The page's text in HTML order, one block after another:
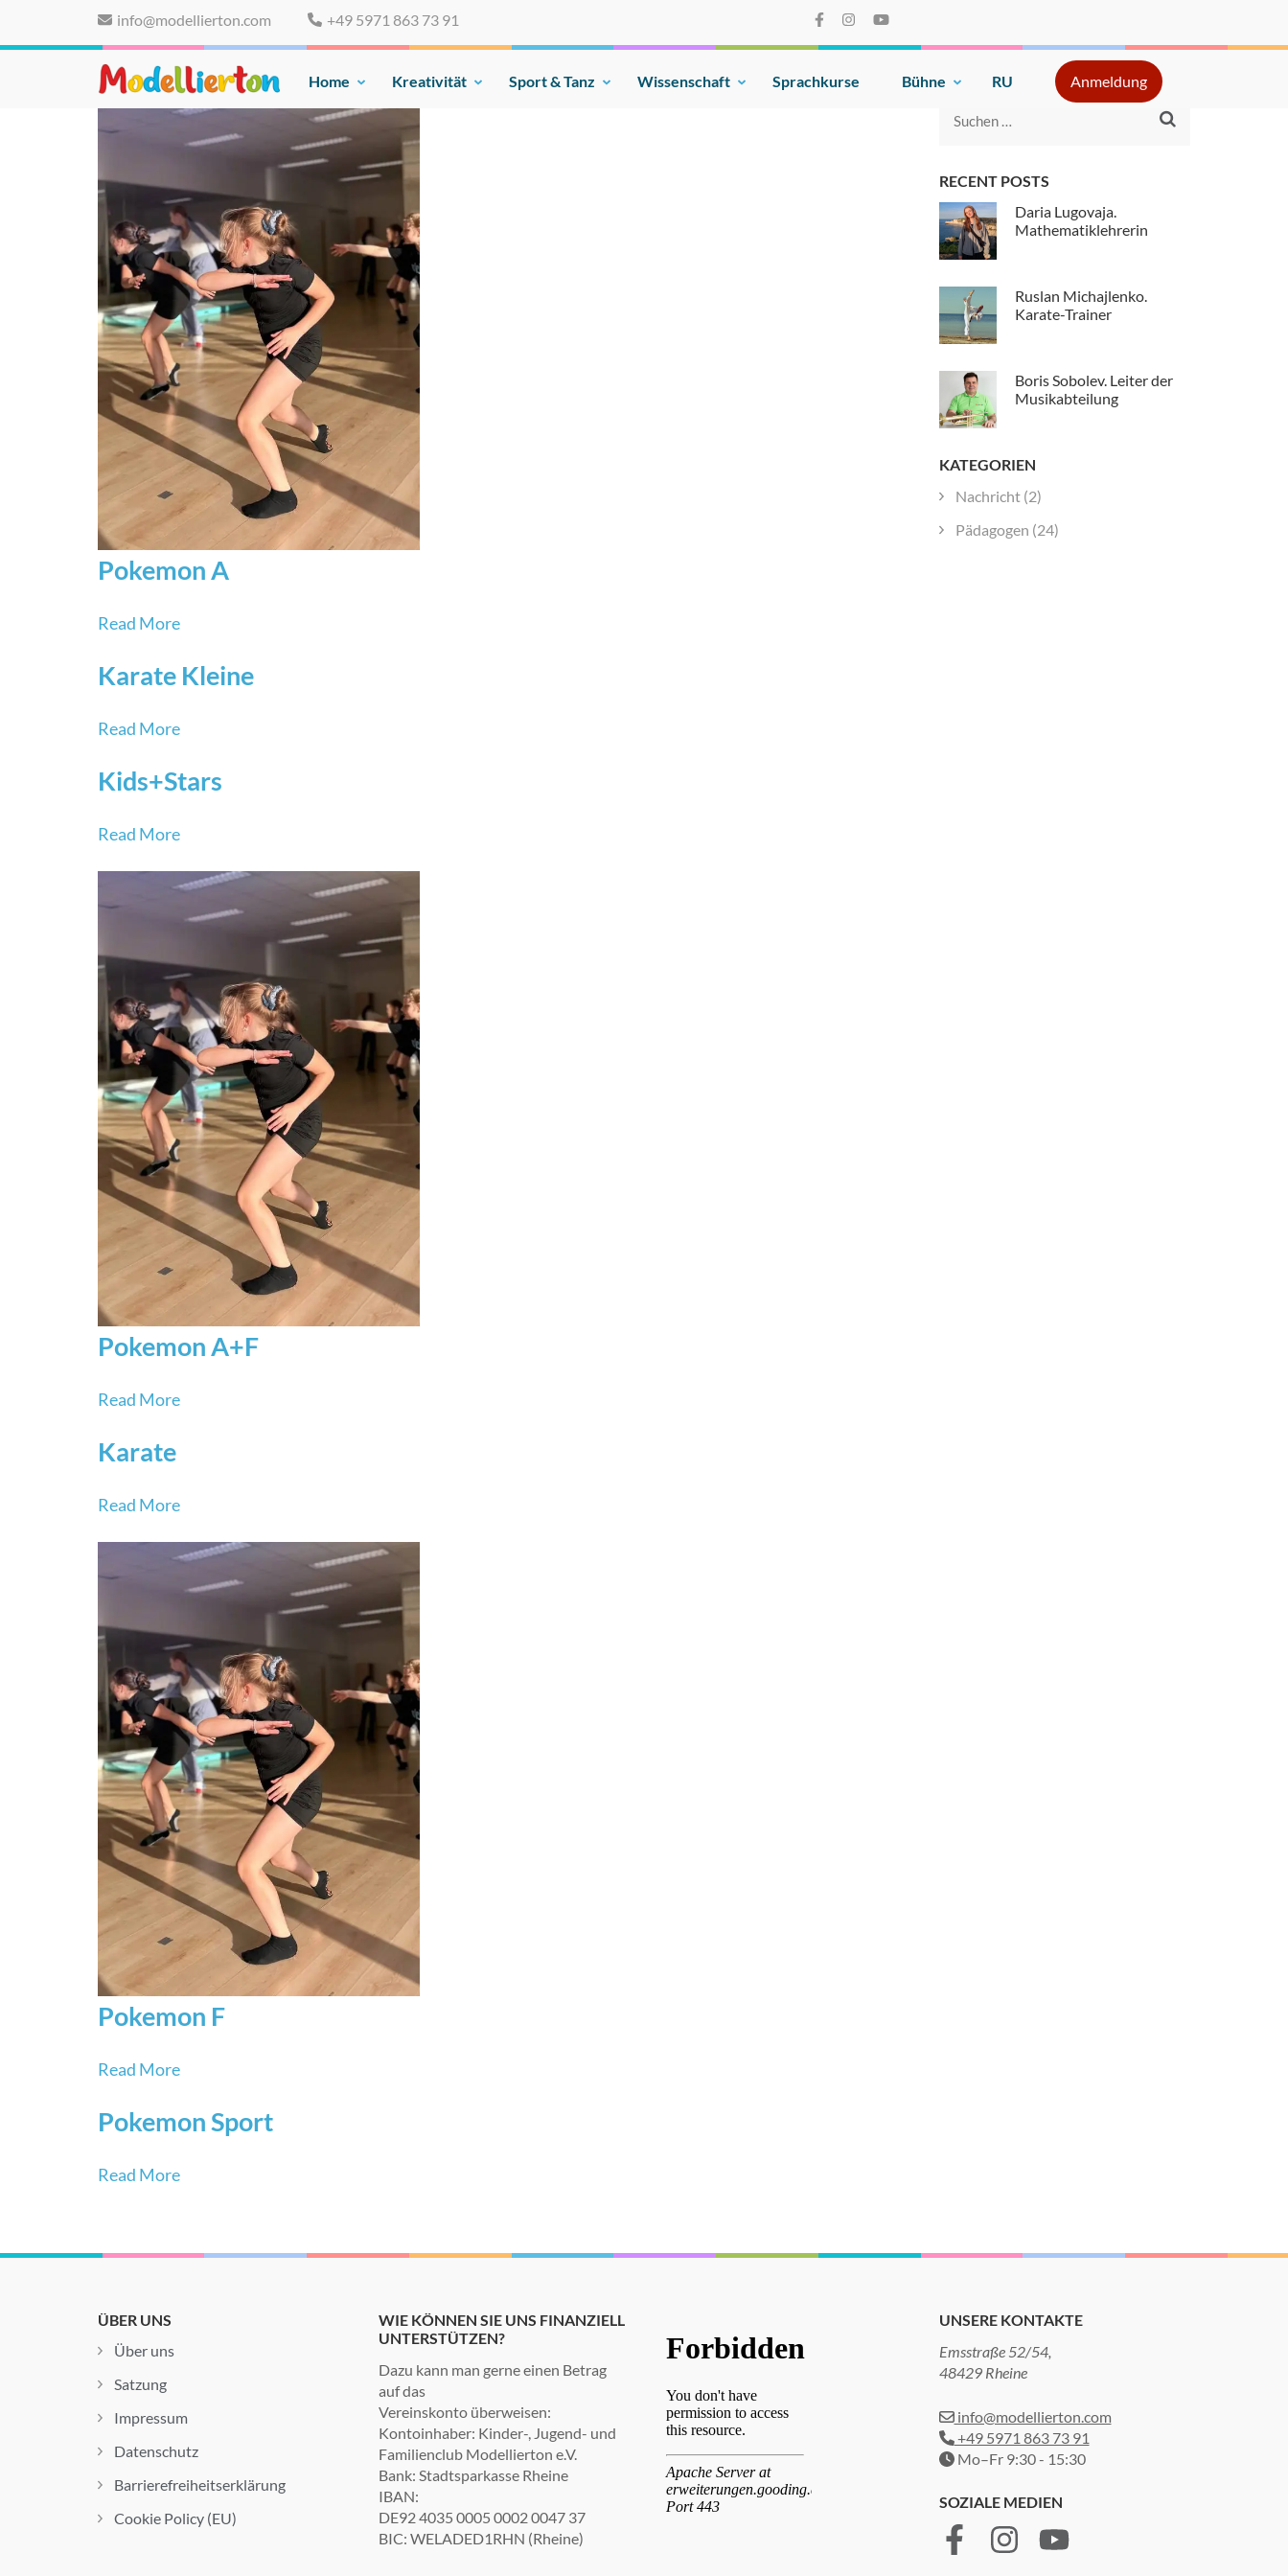
content
info@modellierton.com +49 5971 863 73 91
Familienclub Modellierton e.V.
Home Kreativität Sport & Tanz Wissenschaft Sprachkurse Bühne RU Anmeldung
Pokemon A
Read More
Karate Kleine
Read More
Kids+Stars
Read More
Pokemon A+F
Read More
Karate
Read More
Pokemon F
Read More
Pokemon Sport
Read More
Suche
RECENT POSTS
Daria Lugovaja.
Mathematiklehrerin
Ruslan Michajlenko.
Karate-Trainer
Boris Sobolev. Leiter der
Musikabteilung
KATEGORIEN
Nachricht(2)
Pädagogen (24)
ÜBER UNS
Über uns
Satzung
Impressum
Datenschutz
Barrierefreiheitserklärung
Cookie Policy (EU)
WIE KÖNNEN SIE UNS FINANZIELL
UNTERSTÜTZEN?
Dazu kann man gerne einen Betrag
auf das
Vereinskonto überweisen:
Kontoinhaber: Kinder-, Jugend- und
Familienclub Modellierton e.V.
Bank: Stadtsparkasse Rheine
IBAN:
DE92 4035 0005 0002 0047 37
BIC: WELADED1RHN (Rheine)
UNSERE KONTAKTE
Emsstraße 52/54,
48429 Rheine
info@modellierton.com
+49 5971 863 73 91
Mo–Fr 9:30 - 15:30
SOZIALE MEDIEN